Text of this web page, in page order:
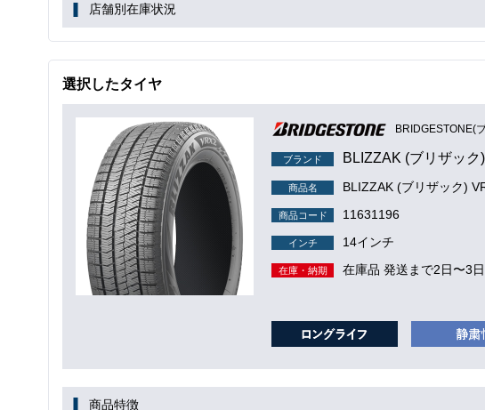
店舗別在庫状況
選択したタイヤ
BRIDGESTONE(
ブランド BLIZZAK (ブリザック
商品名 BLIZZAK (ブリザック)
商品コード 11631196
インチ 14インチ
在庫・納期 在庫品 発送まで2日〜3日
商品特徴